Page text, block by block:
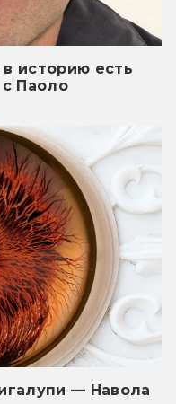
историю есть
с Паоло
— Навола